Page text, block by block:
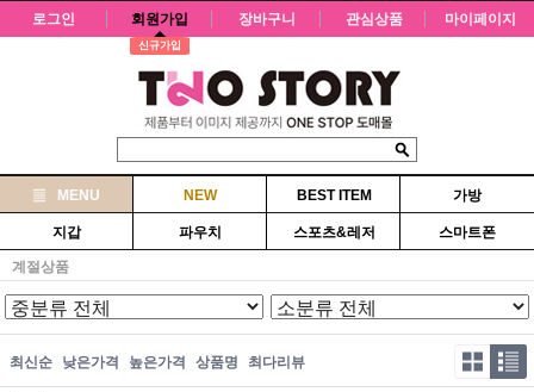
로그인 회원가입
신규가입
장바구니 관심상품 마이페이지
MENU NEW BEST ITEM 가방
지갑 파우치 스포츠&레저 스마트폰
계절상품
최신순 낮은가격 높은가격 상품명 최다리뷰